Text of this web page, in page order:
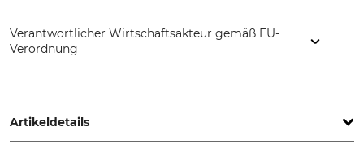
Verantwortlicher Wirtschaftsakteur gemäß EU-
Verordnung
Malataverne, France, www.ftc-tree.com
Artikeldetails